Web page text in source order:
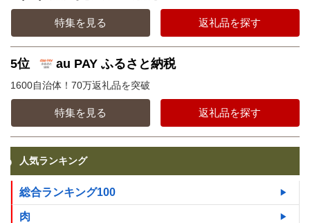
特集を見る 返礼品を探す
5位 au PAY ふるさと納税
1600自治体！70万返礼品を突破
特集を見る 返礼品を探す
人気ランキング
総合ランキング100
肉